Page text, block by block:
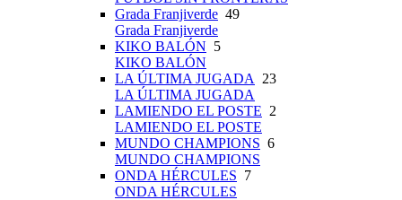
Grada Franjiverde 49
Grada Franjiverde
KIKO BALÓN 5
KIKO BALÓN
LA ÚLTIMA JUGADA 23
LA ÚLTIMA JUGADA
LAMIENDO EL POSTE 2
LAMIENDO EL POSTE
MUNDO CHAMPIONS 6
MUNDO CHAMPIONS
ONDA HÉRCULES 7
ONDA HÉRCULES